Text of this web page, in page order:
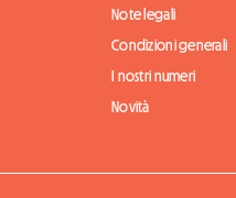
Note legali
Condizioni generali
I nostri numeri
Novità